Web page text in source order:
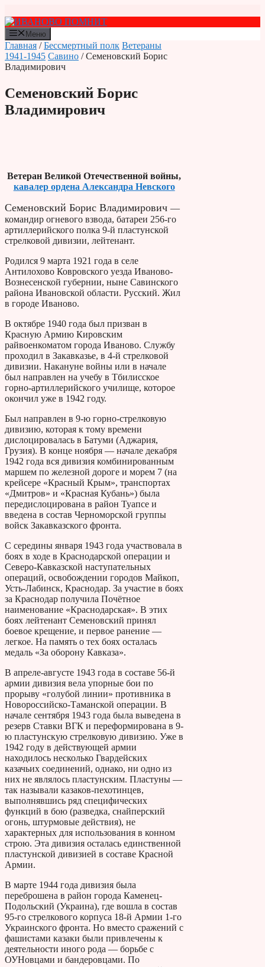
к
содержимому
Меню
Главная /Бессмертный полк Ветераны
1941-1945 Савино / Семеновский Борис
Владимирович
Семеновский Борис
Владимирович
Ветеран Великой Отечественной войны,
кавалер ордена Александра Невского
Семеновский Борис Владимирович —
командир огневого взвода, батареи 256-го
артиллерийского полка 9-й пластунской
стрелковой дивизии, лейтенант.
Родился 9 марта 1921 года в селе
Антилохово Ковровского уезда Иваново-
Вознесенской губернии, ныне Савинского
района Ивановской области. Русский. Жил
в городе Иваново.
В октябре 1940 года был призван в
Красную Армию Кировским
райвоенкоматом города Иваново. Службу
проходил в Закавказье, в 4-й стрелковой
дивизии. Накануне войны или в начале
был направлен на учебу в Тбилисское
горно-артиллерийского училище, которое
окончил уже в 1942 году.
Был направлен в 9-ю горно-стрелковую
дивизию, которая к тому времени
дислоцировалась в Батуми (Аджария,
Грузия). В конце ноября — начале декабря
1942 года вся дивизия комбинированным
маршем по железной дороге и морем 7 (на
крейсере «Красный Крым», транспортах
«Дмитров» и «Красная Кубань») была
передислоцирована в район Туапсе и
введена в состав Черноморской группы
войск Закавказского фронта.
С середины января 1943 года участвовала в
боях в ходе в Краснодарской операции и
Северо-Кавказской наступательных
операций, освобождении городов Майкоп,
Усть-Лабинск, Краснодар. За участие в боях
за Краснодар получила Почётное
наименование «Краснодарская». В этих
боях лейтенант Семеновский принял
боевое крещение, и первое ранение —
легкое. На память о тех боях осталась
медаль «За оборону Кавказа».
В апреле-августе 1943 года в составе 56-й
армии дивизия вела упорные бои по
прорыву «голубой линии» противника в
Новороссийско-Таманской операции. В
начале сентября 1943 года была выведена в
резерв Ставки ВГК и переформирована в 9-
ю пластунскую стрелковую дивизию. Уже в
1942 году в действующей армии
находилось несколько Гвардейских
казачьих соединений, однако, ни одно из
них не являлось пластунским. Пластуны —
так называли казаков-пехотинцев,
выполнявшись ряд специфических
функций в бою (разведка, снайперский
огонь, штурмовые действия), не
характерных для использования в конном
строю. Эта дивизия осталась единственной
пластунской дивизией в составе Красной
Армии.
В марте 1944 года дивизия была
переброшена в район города Каменец-
Подольский (Украина), где вошла в состав
95-го стрелкового корпуса 18-й Армии 1-го
Украинского фронта. Но вместо сражений с
фашистами казаки были привлечены к
деятельности иного рода — борьбе с
ОУНовцами и бандеровцами. По